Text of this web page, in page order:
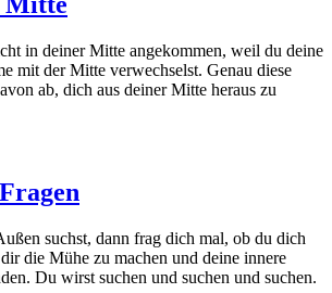
in deiner Mitte angekommen, weil du deine
mit der Mitte verwechselst. Genau diese
ab, dich aus deiner Mitte heraus zu
suchst, dann frag dich mal, ob du dich
die Mühe zu machen und deine innere
Du wirst suchen und suchen und suchen.